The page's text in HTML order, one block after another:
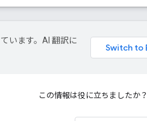
います。AI 翻訳に
この情報は役に立ちましたか？